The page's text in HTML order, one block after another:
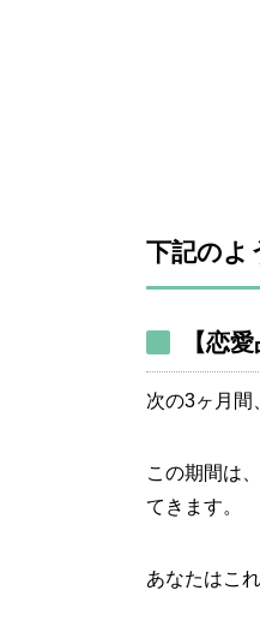
下記のよ
【恋
次の3ヶ月間
この期間は
てきます。
あなたはこ